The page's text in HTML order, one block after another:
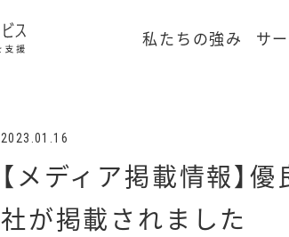
私たちの強み サ
2023.01.16
【メディア掲載情報】
社が掲載されました